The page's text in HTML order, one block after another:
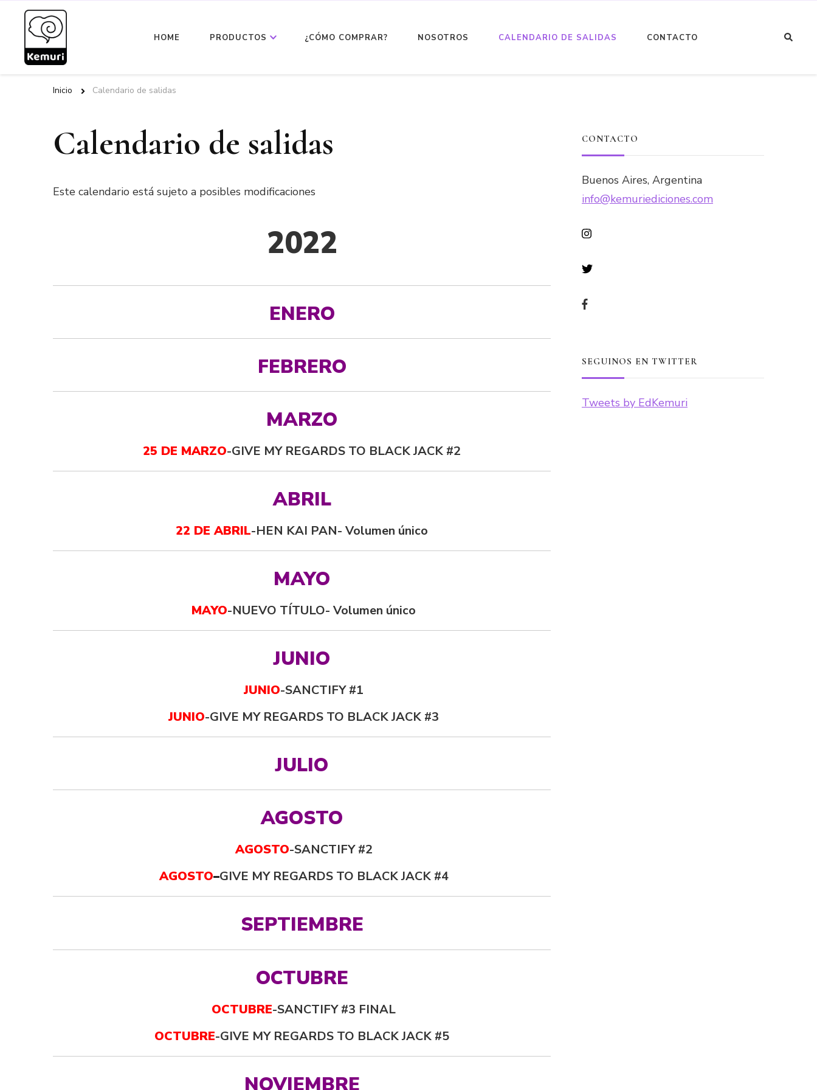
HOME PRODUCTOS ¿CÓMO COMPRAR? NOSOTROS CALENDARIO DE SALIDAS CONTACTO
¿Buscas
algo?
Inicio Calendario de salidas
Calendario de salidas
Este calendario está sujeto a posibles modificaciones
2022
ENERO
FEBRERO
MARZO
25 DE MARZO-GIVE MY REGARDS TO BLACK JACK #2
ABRIL
22 DE ABRIL-HEN KAI PAN- Volumen único
MAYO
MAYO-NUEVO TÍTULO- Volumen único
JUNIO
JUNIO-SANCTIFY #1
JUNIO-GIVE MY REGARDS TO BLACK JACK #3
JULIO
AGOSTO
AGOSTO-SANCTIFY #2
AGOSTO–GIVE MY REGARDS TO BLACK JACK #4
SEPTIEMBRE
OCTUBRE
OCTUBRE-SANCTIFY #3 FINAL
OCTUBRE-GIVE MY REGARDS TO BLACK JACK #5
NOVIEMBRE
CONTACTO
Buenos Aires, Argentina
info@kemuriediciones.com
SEGUINOS EN TWITTER
Tweets by EdKemuri